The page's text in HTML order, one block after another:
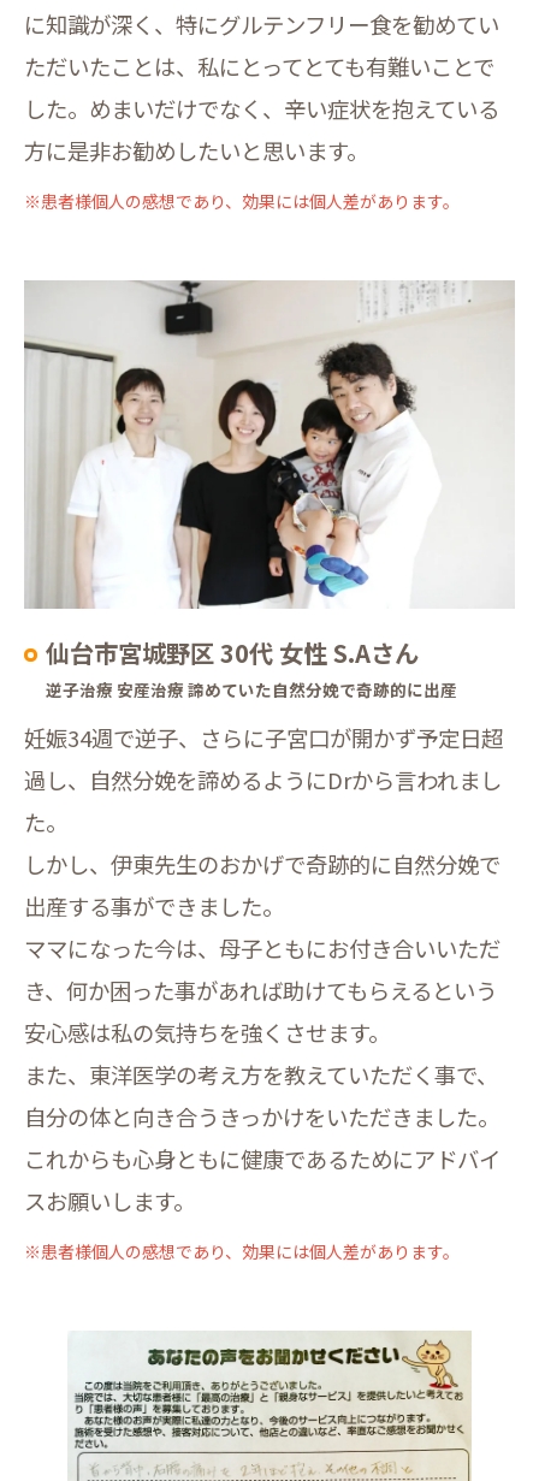
に知識が深く、特にグルテンフリー食を勧めてい
ただいたことは、私にとってとても有難いことで
した。めまいだけでなく、辛い症状を抱えている
方に是非お勧めしたいと思います。
※患者様個人の感想であり、効果には個人差があります。
仙台市宮城野区 30代 女性 S.Aさん
逆子治療 安産治療 諦めていた自然分娩で奇跡的に出産
妊娠34週で逆子、さらに子宮口が開かず予定日超
過し、自然分娩を諦めるようにDrから言われまし
た。
しかし、伊東先生のおかげで奇跡的に自然分娩で
出産する事ができました。
ママになった今は、母子ともにお付き合いいただ
き、何か困った事があれば助けてもらえるという
安心感は私の気持ちを強くさせます。
また、東洋医学の考え方を教えていただく事で、
自分の体と向き合うきっかけをいただきました。
これからも心身ともに健康であるためにアドバイ
スお願いします。
※患者様個人の感想であり、効果には個人差があります。